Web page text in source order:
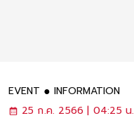
EVENT
INFORMATION
25 ก.ค. 2566 | 04:25 น.